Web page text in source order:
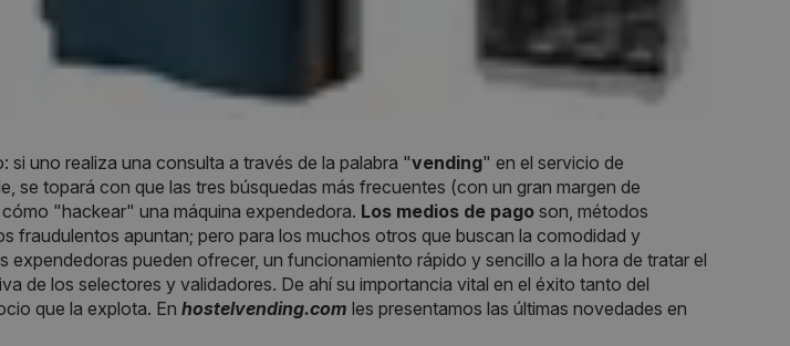
si uno realiza una consulta a través de la palabra "vending" en el servicio de
se topará con que las tres búsquedas más frecuentes (con un gran margen de
"hackear" una máquina expendedora. Los medios de pago son, métodos
fraudulentos apuntan; pero para los muchos otros que buscan la comodidad y
expendedoras pueden ofrecer, un funcionamiento rápido y sencillo a la hora de tratar el
de los selectores y validadores. De ahí su importancia vital en el éxito tanto del
que la explota. En hostelvending.com les presentamos las últimas novedades en